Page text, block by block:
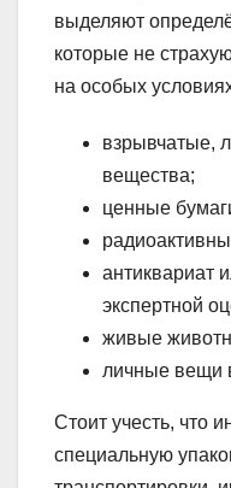
выделяют
которые не
на особых
взрывчатые,
вещества;
ценные
антиквариат
экспертной
живые
личные вещи
Стоит учесть, что
специальную